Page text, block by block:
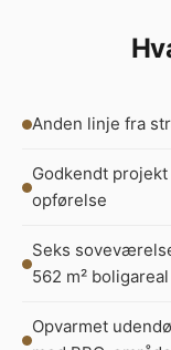
Anden linje fra
Godkendt
opførelse
Seks
562 m² boligareal
Opvarmet